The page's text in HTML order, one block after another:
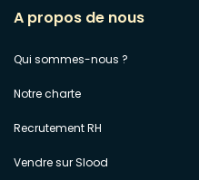
A propos de nous
Qui sommes-nous ?
Notre charte
Recrutement RH
Vendre sur Slood